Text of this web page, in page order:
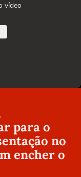
vídeo
para o
no
encher o